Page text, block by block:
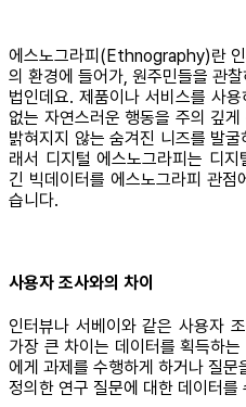
에스노그라피(Ethnography)란 인
의 환경에 들어가, 원주민들을 관
법인데요. 제품이나 서비스를 사
없는 자연스러운 행동을 주의 깊
밝혀지지 않는 숨겨진 니즈를 발
래서 디지털 에스노그라피는 디
긴 빅데이터를 에스노그라피 관
습니다.
사용자 조사와의 차이
인터뷰나 서베이와 같은 사용자
가장 큰 차이는 데이터를 획득하
에게 과제를 수행하게 하거나 질
정의한 연구 질문에 대한 데이터를